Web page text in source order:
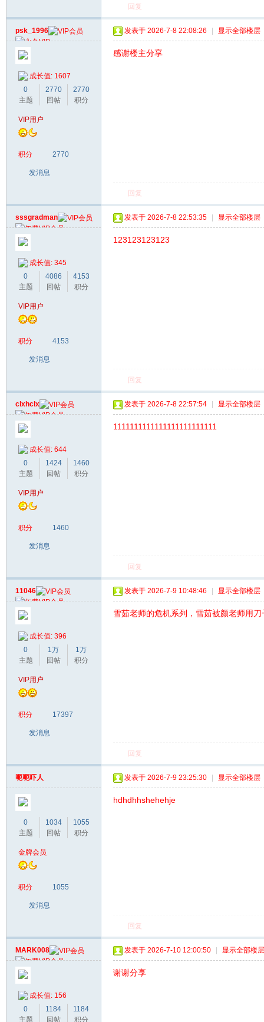
回复
psk_1996
成长值: 1607
0
主题
2770
回帖
2770
积分
VIP用户
积分 2770
发消息
发表于 2026-7-8 22:08:26 显示全部楼层
感谢楼主分享
回复
sssgradman
成长值: 345
0
主题
4086
回帖
4153
积分
VIP用户
积分 4153
发消息
发表于 2026-7-8 22:53:35 显示全部楼层
123123123123
回复
clxhclx
成长值: 644
0
主题
1424
回帖
1460
积分
VIP用户
积分 1460
发消息
发表于 2026-7-8 22:57:54 显示全部楼层
1111111111111111111111111
回复
11046
成长值: 396
0
主题
1万
回帖
1万
积分
VIP用户
积分 17397
发消息
发表于 2026-7-9 10:48:46 显示全部楼层
雪茹老师的危机系列，雪茹被颜老师用
回复
呃呃吓人
0
主题
1034
回帖
1055
积分
金牌会员
积分 1055
发消息
发表于 2026-7-9 23:25:30 显示全部楼层
hdhdhhshehehje
回复
MARK008
成长值: 156
0
主题
1184
回帖
1184
积分
发表于 2026-7-10 12:00:50 显示全部楼层
谢谢分享